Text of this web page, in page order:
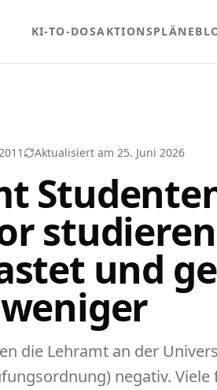
KI-TO-DOSAKTIONSPLÄNE
Aktualisiert am 25. Juni 2026
und
die Lehramt an der
negativ.